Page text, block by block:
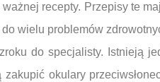
recepty. Przepisy te
wielu problemów
do specjalisty. Istnieją
okulary